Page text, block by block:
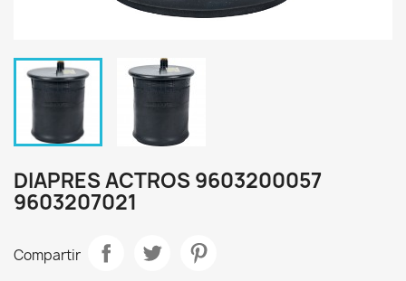
DIAPRES ACTROS 9603200057
9603207021
Compartir